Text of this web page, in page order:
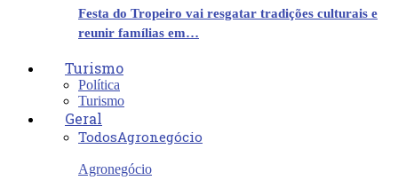
Festa do Tropeiro vai resgatar tradições culturais e
reunir famílias em…
Turismo
Política
Turismo
Geral
TodosAgronegócio
Agronegócio